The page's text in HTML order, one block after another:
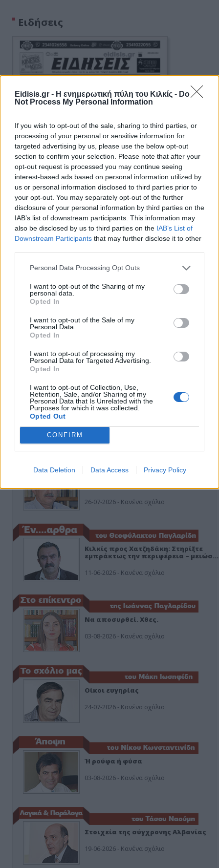
Eidisis.gr - Η ενημερωτική πύλη του Κιλκίς - Do
Not Process My Personal Information
If you wish to opt-out of the sale, sharing to third parties, or
processing of your personal or sensitive information for
targeted advertising by us, please use the below opt-out
section to confirm your selection. Please note that after your
opt-out request is processed you may continue seeing
interest-based ads based on personal information utilized by
us or personal information disclosed to third parties prior to
your opt-out. You may separately opt-out of the further
disclosure of your personal information by third parties on the
IAB’s list of downstream participants. This information may
also be disclosed by us to third parties on the IAB’s List of
Downstream Participants that may further disclose it to other
Personal Data Processing Opt Outs
I want to opt-out of the Sharing of my
personal data.
Opted In
I want to opt-out of the Sale of my
Personal Data.
Opted In
I want to opt-out of processing my
Personal Data for Targeted Advertising.
Opted In
I want to opt-out of Collection, Use,
Retention, Sale, and/or Sharing of my
Personal Data that Is Unrelated with the
Purposes for which it was collected.
Opted Out
CONFIRM
Data Deletion Data Access Privacy Policy
Ειδήσεις
Ειδήσεις 5-8-2026
ΑΠΟΨΕΙΣ
26-07-2026 - Κανένα σχόλιο
Κιλκίς προς Χατζηδάκη: Στηρίξτε
εμπράκτως την περιφέρεια – μειώσ…
11-06-2026 - Κανένα σχόλιο
Να αποσυρθεί. Χθες.
03-08-2026 - Κανένα σχόλιο
Οίκοι ευγηρίας
24-07-2026 - Κανένα σχόλιο
Ή ρούφα ή φύσα
03-08-2026 - Κανένα σχόλιο
Στοιχεία της σύγχρονης Αλβανίας
19-06-2026 - Κανένα σχόλιο